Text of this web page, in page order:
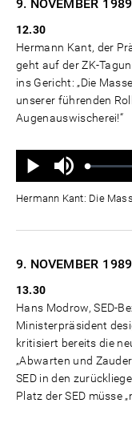
9. NOVEMBER 1989
12.30
Hermann Kant, der
geht auf der ZK-
ins Gericht: „Die
unserer führenden
Augenauswischerei!“
Wiedergabe
Ton
aus
Geladen:
Status:
Hermann Kant: Die
9. NOVEMBER 1989
13.30
Hans Modrow, SED-
Ministerpräsident
kritisiert bereits die
„Abwarten und
SED in den
Platz der SED müsse